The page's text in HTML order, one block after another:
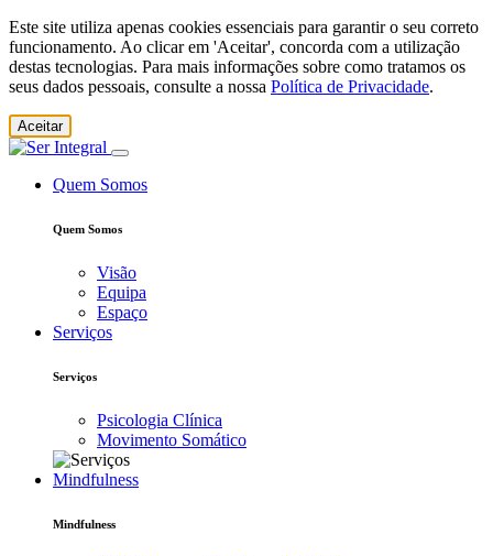
Este site utiliza apenas cookies essenciais para garantir o seu correto
funcionamento. Ao clicar em 'Aceitar', concorda com a utilização
destas tecnologias. Para mais informações sobre como tratamos os
seus dados pessoais, consulte a nossa Política de Privacidade.
Aceitar
Quem Somos
Quem Somos
Visão
Equipa
Espaço
Serviços
Serviços
Psicologia Clínica
Movimento Somático
Mindfulness
Mindfulness